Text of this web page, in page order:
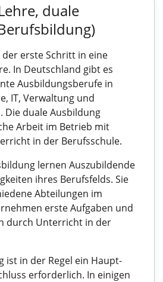
duale
erste Schritt in eine
In Deutschland gibt es
Ausbildungsberufe in
IT, Verwaltung und
Die duale Ausbildung
Arbeit im Betrieb mit
in der Berufsschule.
lernen Auszubildende
ihres Berufsfelds. Sie
Abteilungen im
erste Aufgaben und
durch Unterricht in der
ist in der Regel ein Haupt-
erforderlich. In einigen